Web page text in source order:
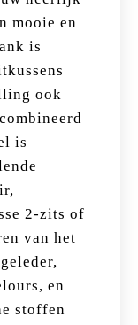
mooie en
is
ook
is
2-zits of
van het
en
stoffen